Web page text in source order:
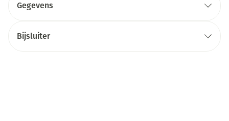
Gegevens
Bijsluiter